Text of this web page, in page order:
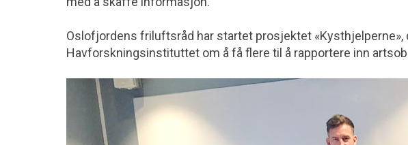
Oslofjordens friluftsråd har startet prosjektet «Kysthjelperne»,
Havforskningsinstituttet om å få flere til å rapportere inn